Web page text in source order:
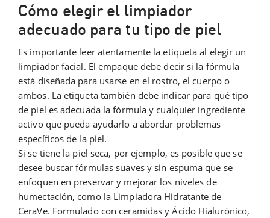
Cómo elegir el limpiador
adecuado para tu tipo de piel
Es importante leer atentamente la etiqueta al elegir un
limpiador facial. El empaque debe decir si la fórmula
está diseñada para usarse en el rostro, el cuerpo o
ambos. La etiqueta también debe indicar para qué tipo
de piel es adecuada la fórmula y cualquier ingrediente
activo que pueda ayudarlo a abordar problemas
específicos de la piel.
Si se tiene la piel seca, por ejemplo, es posible que se
desee buscar fórmulas suaves y sin espuma que se
enfoquen en preservar y mejorar los niveles de
humectación, como la Limpiadora Hidratante de
CeraVe. Formulado con ceramidas y Ácido Hialurónico,